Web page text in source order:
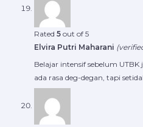
Rated 5 out of 5
Elvira Putri Maharani
Belajar intensif sebelum
ada rasa deg-degan, tapi